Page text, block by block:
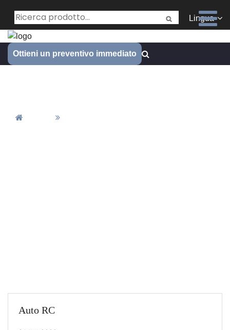
Lingua
Ottieni un preventivo immediato
Auto RC